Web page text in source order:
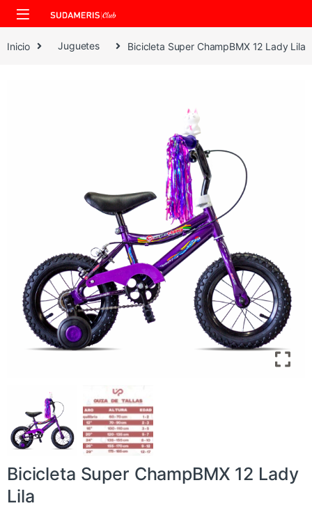
Skip to navigation
Skip to content
Inicio Juguetes Bicicleta Super ChampBMX 12 Lady Lila
Bicicleta Super ChampBMX 12 Lady
Lila